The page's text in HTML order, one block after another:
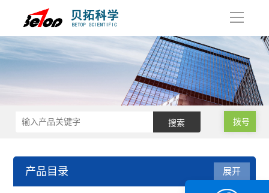
导
拨号
产品目录 展开